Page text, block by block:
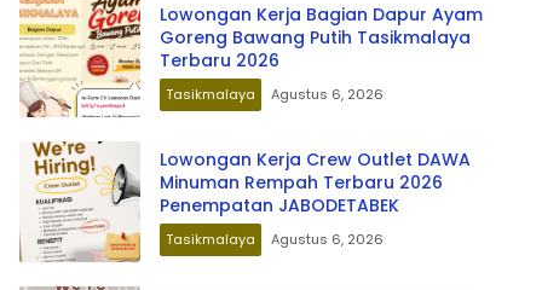
Lowongan Kerja Bagian Dapur Ayam
Goreng Bawang Putih Tasikmalaya
Terbaru 2026
Tasikmalaya Agustus 6, 2026
Lowongan Kerja Crew Outlet DAWA
Minuman Rempah Terbaru 2026
Penempatan JABODETABEK
Tasikmalaya Agustus 6, 2026